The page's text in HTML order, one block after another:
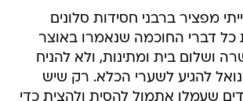
מפציר ברבני חסידות סלונים
כל דברי החוכמה שנאמרו באוצר
ושלום בית ומתינות, ולא להניח
להגיע לשערי הכלא. רק שיש
שעמלו אתמול להסית ולהצית כדי